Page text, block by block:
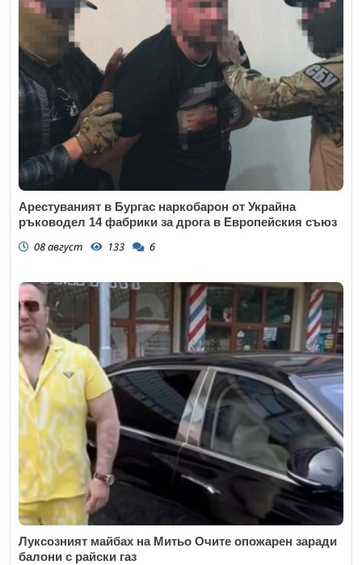
Коментар *
Арестуваният в Бургас наркобарон от Украйна
ръководел 14 фабрики за дрога в Европейския съюз
08 август 133 6
Луксозният майбах на Митьо Очите опожарен заради
балони с райски газ